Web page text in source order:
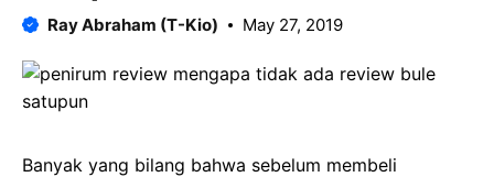
Ray Abraham (T-Kio) May 27, 2019
Banyak yang bilang bahwa sebelum membeli